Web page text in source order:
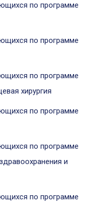
по программе
по программе
по программе
хирургия
по программе
по программе
и
по программе